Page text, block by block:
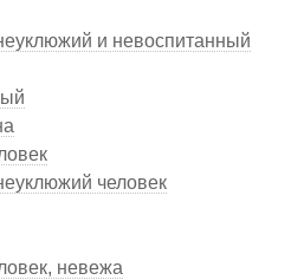
и невоспитанный
человек
невежа